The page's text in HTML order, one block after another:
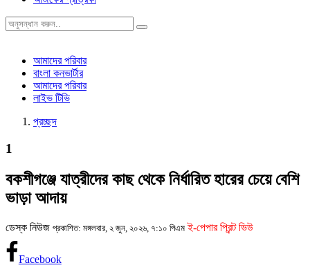
আমাদের পরিবার
বাংলা কনভার্টার
আমাদের পরিবার
লাইভ টিভি
প্রচ্ছদ
1
বকশীগঞ্জে যাত্রীদের কাছ থেকে নির্ধারিত হারের চেয়ে বেশি
ভাড়া আদায়
ডেস্ক নিউজ প্রকাশিত: মঙ্গলবার, ২ জুন, ২০২৬, ৭:১০ পিএম ই-পেপার প্রিন্ট ভিউ
Facebook